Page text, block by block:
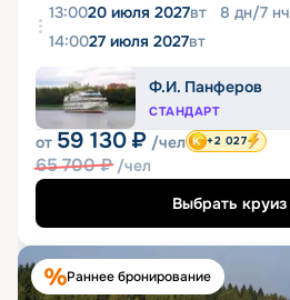
13:0020 июля 2027вт 8 дн/7 нч
14:0027 июля 2027вт
Ф.И. Панферов
СТАНДАРТ
от 59 130 ₽ /чел
65 700₽ /чел
+2 027
Выбрать круиз
Раннее бронирование